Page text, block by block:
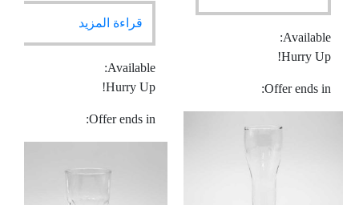
قراءة المزيد
Available:
Hurry Up!
Offer ends in:
Available:
Hurry Up!
Offer ends in: